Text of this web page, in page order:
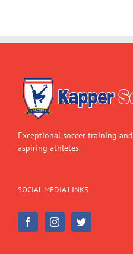
Exceptional soccer training
aspiring athletes.
SOCIAL MEDIA LINKS